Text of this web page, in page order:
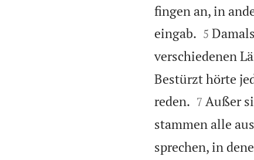
fingen an, in
eingab.
5
verschiedenen
Bestürzt hörte
reden.
7 Außer
stammen alle
sprechen, in